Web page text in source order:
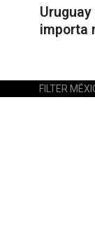
Uruguay
importa
FILTER